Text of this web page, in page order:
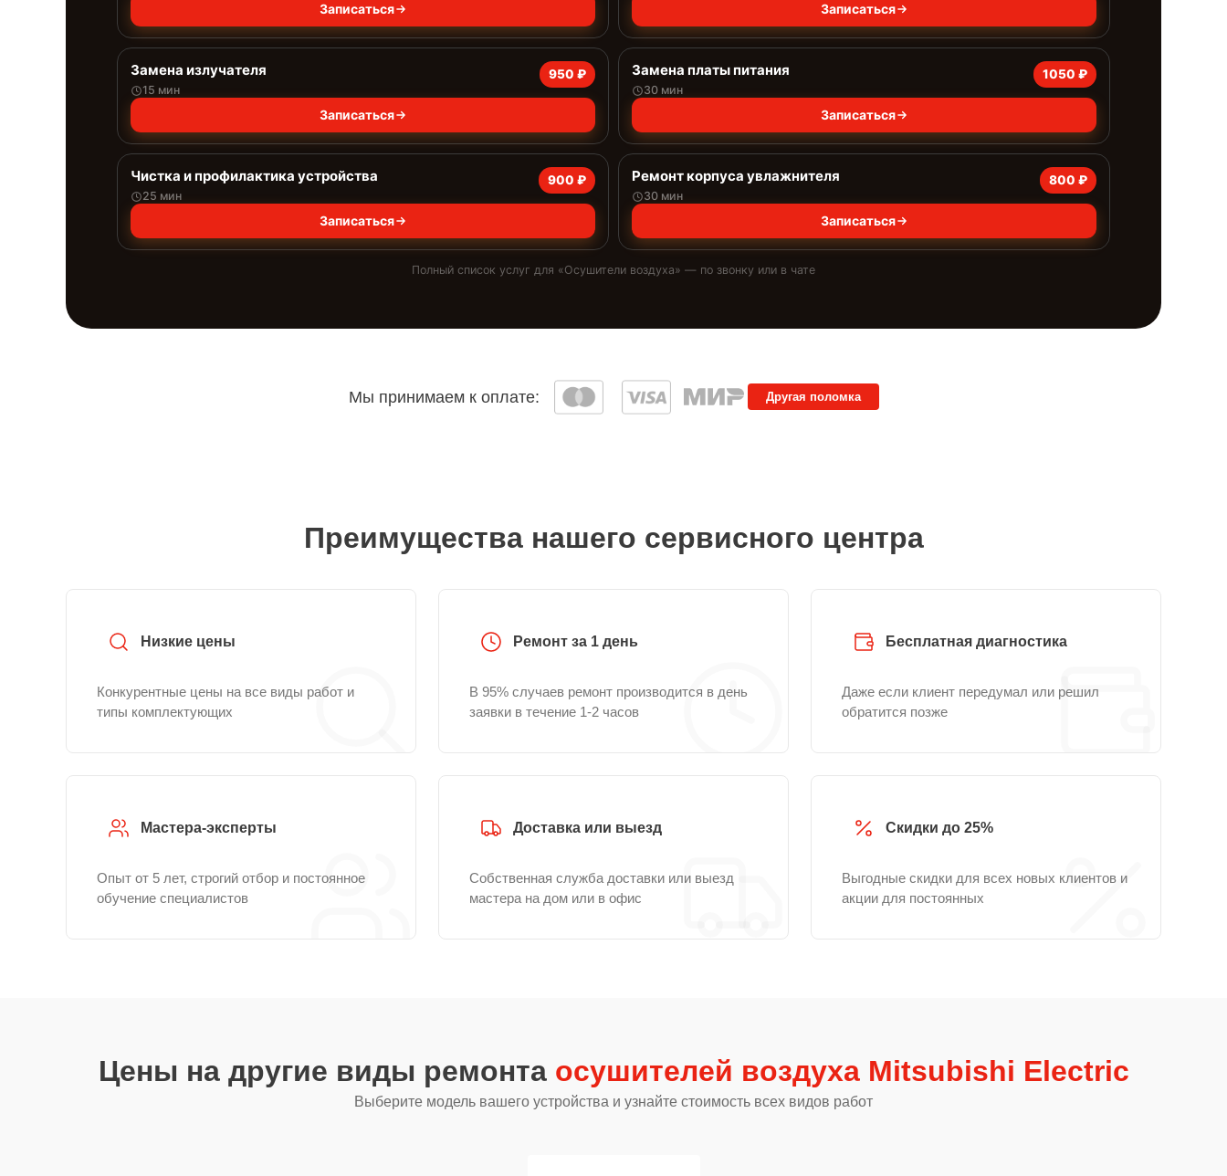
Записаться Записаться
Замена излучателя
15 мин
950 ₽
Записаться
Замена платы питания
30 мин
1050 ₽
Записаться
Чистка и профилактика устройства
25 мин
900 ₽
Записаться
Ремонт корпуса увлажнителя
30 мин
800 ₽
Записаться
Полный список услуг для «Осушители воздуха» — по звонку или в чате
Мы принимаем к оплате: Другая поломка
Преимущества нашего сервисного центра
Низкие цены
Конкурентные цены на все виды работ и
типы комплектующих
Ремонт за 1 день
В 95% случаев ремонт производится в день
заявки в течение 1-2 часов
Бесплатная диагностика
Даже если клиент передумал или решил
обратится позже
Мастера-эксперты
Опыт от 5 лет, строгий отбор и постоянное
обучение специалистов
Доставка или выезд
Собственная служба доставки или выезд
мастера на дом или в офис
Скидки до 25%
Выгодные скидки для всех новых клиентов и
акции для постоянных
Цены на другие виды ремонта осушителей воздуха Mitsubishi Electric
Выберите модель вашего устройства и узнайте стоимость всех видов работ